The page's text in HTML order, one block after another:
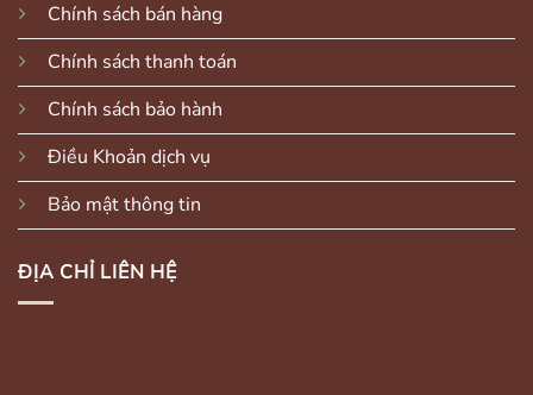
Chính sách bán hàng
Chính sách thanh toán
Chính sách bảo hành
Điều Khoản dịch vụ
Bảo mật thông tin
ĐỊA CHỈ LIÊN HỆ